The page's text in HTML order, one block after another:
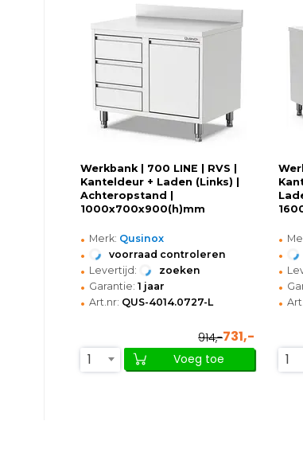
Werkbank | 700 LINE | RVS |
Kanteldeur + Laden (Links) |
Achteropstand |
1000x700x900(h)mm
• Merk: Qusinox
• voorraad controleren
• Levertijd: zoeken
• Garantie: 1 jaar
• Art.nr: QUS-4014.0727-L
914,-731,-
1
Voeg toe
•
•
•
•
•
1